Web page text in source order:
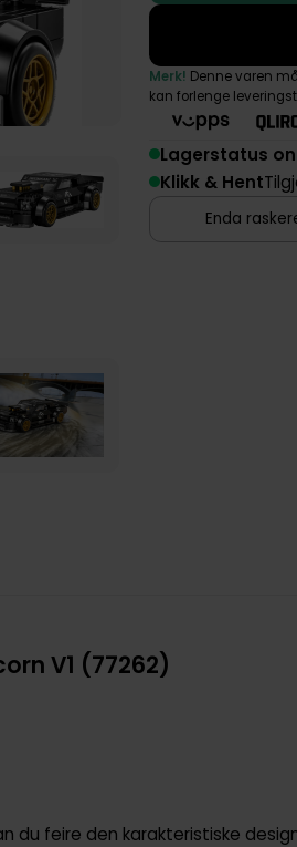
Merk! Denne varen
kan forlenge
Lagerstatus
Klikk & Hent
Enda
V1 (77262)
du feire den karakteristiske